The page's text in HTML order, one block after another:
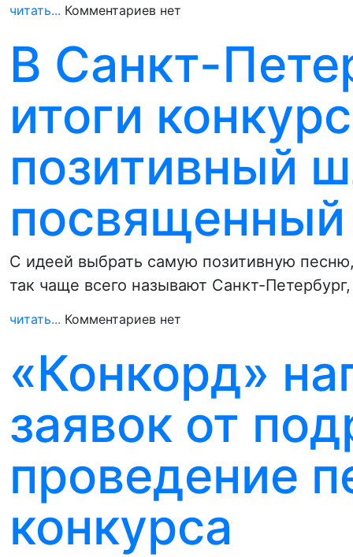
читать... Комментариев нет
В Санкт-
итоги
позитивный
посвященный
С идеей выбрать самую позитивную
так чаще всего называют Санкт-
читать... Комментариев нет
«Конкорд»
заявок от
проведение
конкурса